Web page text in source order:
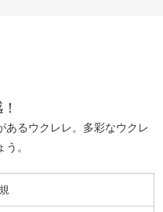
あるウクレレ。多彩なウクレ
。